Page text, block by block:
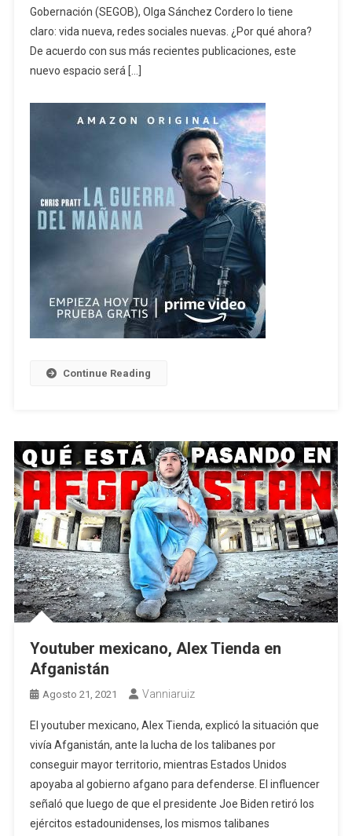
Gobernación (SEGOB), Olga Sánchez Cordero lo tiene
claro: vida nueva, redes sociales nuevas. ¿Por qué ahora?
De acuerdo con sus más recientes publicaciones, este
nuevo espacio será […]
Continue Reading
Youtuber mexicano, Alex Tienda en
Afganistán
Agosto 21, 2021 Vanniaruiz
El youtuber mexicano, Alex Tienda, explicó la situación que
vivía Afganistán, ante la lucha de los talibanes por
conseguir mayor territorio, mientras Estados Unidos
apoyaba al gobierno afgano para defenderse. El influencer
señaló que luego de que el presidente Joe Biden retiró los
ejércitos estadounidenses, los mismos talibanes